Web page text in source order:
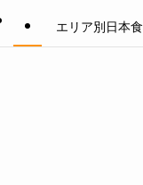
エリア別日本食